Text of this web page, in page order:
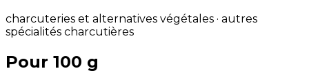
charcuteries et alternatives végétales · autres
spécialités charcutières
Pour 100 g